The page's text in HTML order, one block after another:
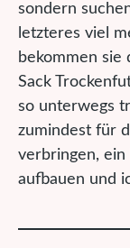
sondern
letzteres viel
bekommen sie
Sack
so unterwegs
zumindest für
verbringen, ein
aufbauen und